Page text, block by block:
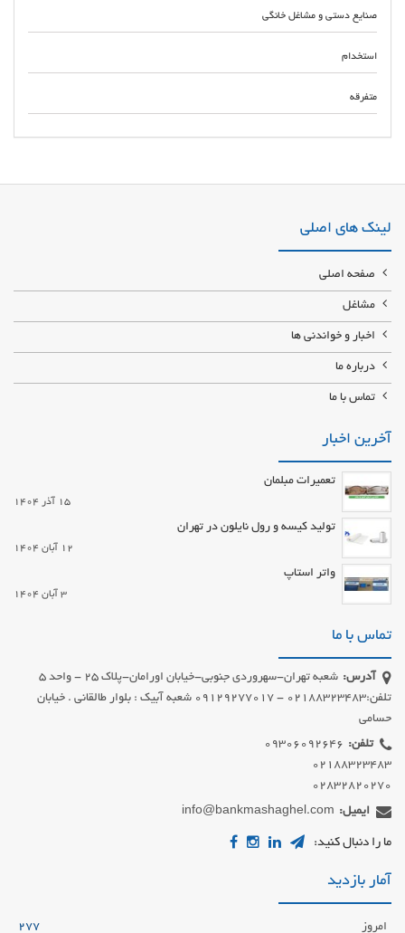
صنایع دستی و مشاغل خانگی
استخدام
متفرقه
ابعاد مختلف و ضمانت کیفیت کارخانه تولید بلوک سقفی یونولیت ورق یونولیت ورق
لینک های اصلی
صفحه اصلی
مشاغل
اخبار و خواندنی ها
درباره ما
تماس با ما
آخرین اخبار
تعمیرات مبلمان
15 آذر 1404
تولید کیسه و رول نایلون در تهران
12 آبان 1404
واتر استاپ
3 آبان 1404
تماس با ما
آدرس:
شعبه تهران-سهروردی جنوبی-خیابان اورامان-پلاک 25 - واحد 5
تلفن:02188323483 - 09129277017 شعبه آبیک : بلوار طالقانی . خیابان
حسامی
تلفن:
02832820270
ایمیل: info@bankmashaghel.com
ما را دنبال کنید:
آمار بازدید
امروز 277